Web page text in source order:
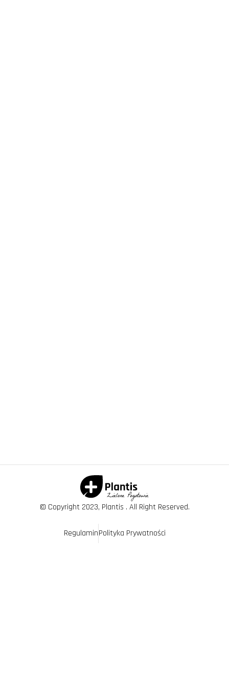
© Copyright 2023, Plantis . All Right Reserved.
RegulaminPolityka Prywatności